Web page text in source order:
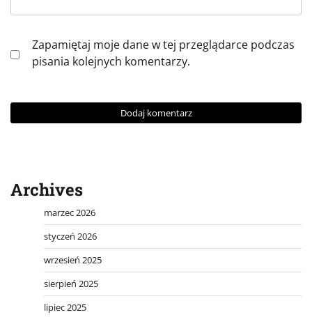
Zapamiętaj moje dane w tej przeglądarce podczas
pisania kolejnych komentarzy.
Archives
marzec 2026
styczeń 2026
wrzesień 2025
sierpień 2025
lipiec 2025